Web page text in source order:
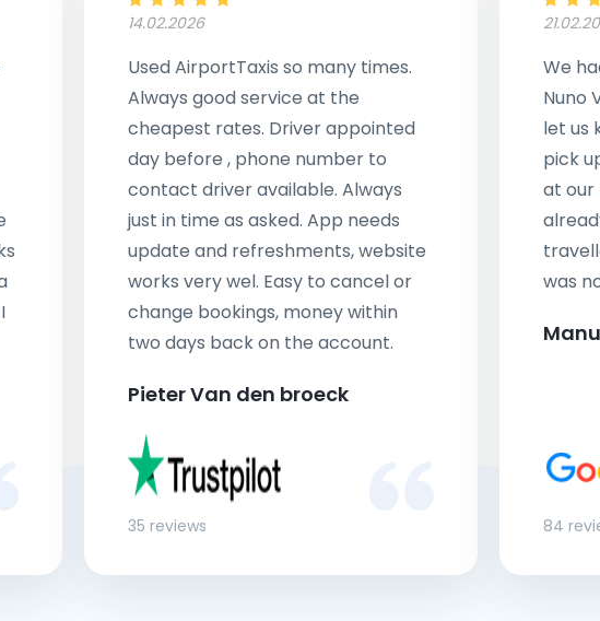
14.02.2026
Used AirportTaxis so many times.
Always good service at the
cheapest rates. Driver appointed
day before , phone number to
contact driver available. Always
just in time as asked. App needs
update and refreshments, website
works very wel. Easy to cancel or
change bookings, money within
two days back on the account.
Pieter Van den broeck
35 reviews
We
Nuno
let us
pick
at our
was
84